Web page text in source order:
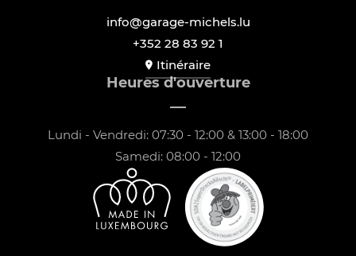
info@garage-michels.lu
+352 28 83 92 1
Itinéraire
Heures d'ouverture
Lundi - Vendredi: 07:30 - 12:00 & 13:00 - 18:00
Samedi: 08:00 - 12:00